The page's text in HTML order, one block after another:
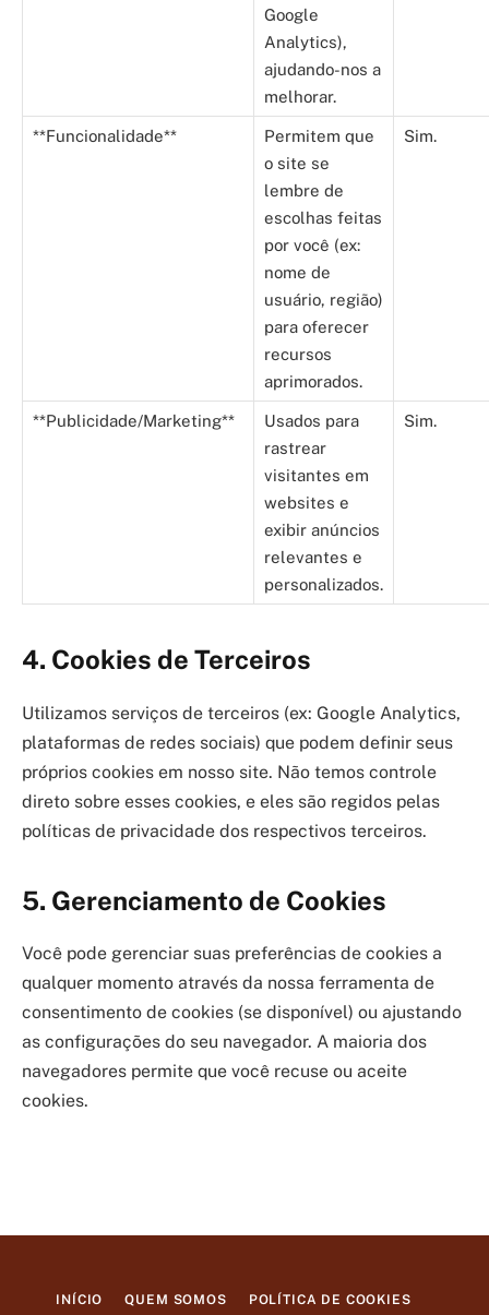
Google
Analytics),
ajudando-nos a
melhorar.
**Funcionalidade**
Permitem que
o site se
lembre de
escolhas feitas
por você (ex:
nome de
usuário, região)
para oferecer
recursos
aprimorados.
Sim.
**Publicidade/Marketing**
Usados para
rastrear
visitantes em
websites e
exibir anúncios
relevantes e
personalizados.
Sim.
4. Cookies de Terceiros
Utilizamos serviços de terceiros (ex: Google Analytics,
plataformas de redes sociais) que podem definir seus
próprios cookies em nosso site. Não temos controle
direto sobre esses cookies, e eles são regidos pelas
políticas de privacidade dos respectivos terceiros.
5. Gerenciamento de Cookies
Você pode gerenciar suas preferências de cookies a
qualquer momento através da nossa ferramenta de
consentimento de cookies (se disponível) ou ajustando
as configurações do seu navegador. A maioria dos
navegadores permite que você recuse ou aceite
cookies.
INÍCIO QUEM SOMOS POLÍTICA DE COOKIES